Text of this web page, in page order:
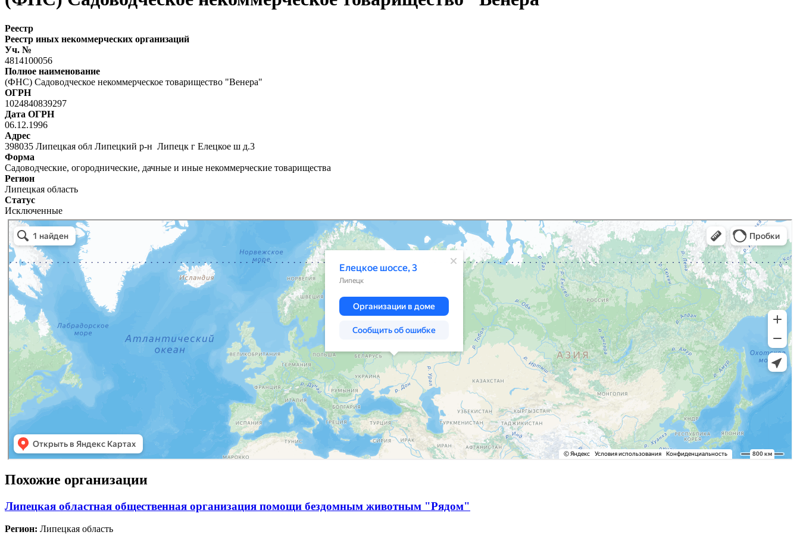
Реестр
Реестр иных некоммерческих организаций
Уч. №
4814100056
Полное наименование
(ФНС) Садоводческое некоммерческое товарищество "Венера"
ОГРН
1024840839297
Дата ОГРН
06.12.1996
Адрес
398035 Липецкая обл Липецкий р-н Липецк г Елецкое ш д.3
Форма
Садоводческие, огороднические, дачные и иные некоммерческие товарищества
Регион
Липецкая область
Статус
Исключенные
Похожие организации
Липецкая областная общественная организация помощи бездомным животным "Рядом"
Регион: Липецкая область